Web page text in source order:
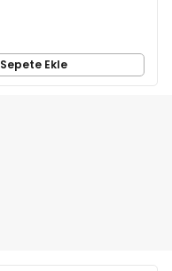
Sepete Ekle